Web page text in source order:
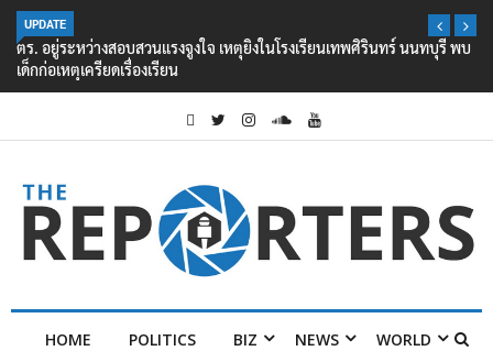
UPDATE
ตร. อยู่ระหว่างสอบสวนแรงจูงใจ เหตุยิงในโรงเรียนเทพศิรินทร์ นนทบุรี พบ
เด็กก่อเหตุเครียดเรื่องเรียน
HOME POLITICS BIZ NEWS WORLD